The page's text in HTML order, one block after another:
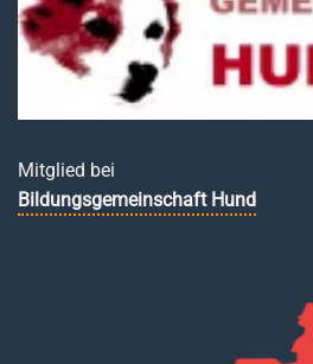
Mitglied bei
Bildungsgemeinschaft Hund